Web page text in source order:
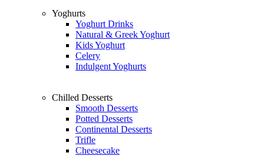
Yoghurts
Yoghurt Drinks
Natural & Greek Yoghurt
Kids Yoghurt
Celery
Indulgent Yoghurts
Chilled Desserts
Smooth Desserts
Potted Desserts
Continental Desserts
Trifle
Cheesecake